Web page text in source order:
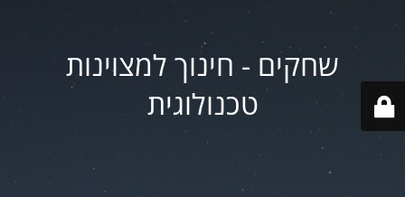
שחקים - חינוך למצוינות
טכנולוגית